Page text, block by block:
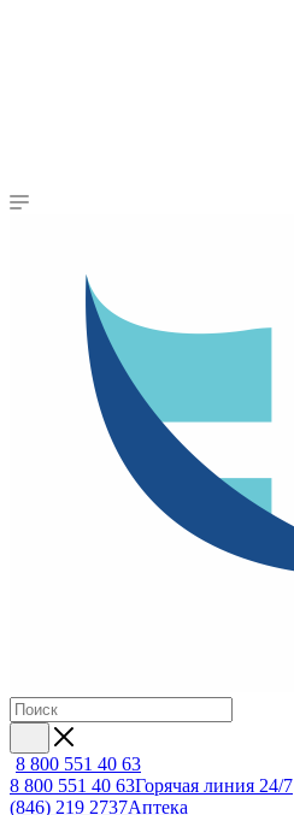
8 800 551 40 63
8 800 551 40 63Горячая линия 24/7
(846) 219 2737Аптека